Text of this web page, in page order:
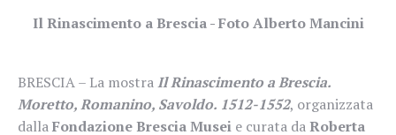
Il Rinascimento a Brescia - Foto Alberto Mancini
BRESCIA – La mostraIl Rinascimento a Brescia.
Moretto, Romanino, Savoldo. 1512-1552, organizzata
dallaFondazione Brescia Musei e curata daRoberta